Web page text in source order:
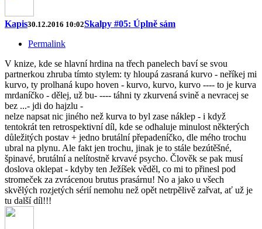
Kapis30.12.2016 10:02Skalpy #05: Úplně sám
Permalink
V knize, kde se hlavní hrdina na třech panelech baví se svou
partnerkou zhruba tímto stylem: ty hloupá zasraná kurvo - neříkej mi
kurvo, ty prolhaná kupo hoven - kurvo, kurvo, kurvo ---- to je kurva
mrdaníčko - dělej, už bu- ---- táhni ty zkurvená svině a nevracej se
bez ...- jdi do hajzlu -
nelze napsat nic jiného než kurva to byl zase náklep - i když
tentokrát ten retrospektivní díl, kde se odhaluje minulost některých
důležitých postav + jedno brutální přepadeníčko, dle mého trochu
ubral na plynu. Ale fakt jen trochu, jinak je to stále bezútěšné,
špinavé, brutální a nelítostně krvavé psycho. Člověk se pak musí
doslova oklepat - kdyby ten Ježíšek věděl, co mi to přinesl pod
stromeček za zvrácenou brutus prasárnu! No a jako u všech
skvělých rozjetých sérií nemohu než opět netrpělivě zařvat, ať už je
tu další díl!!!